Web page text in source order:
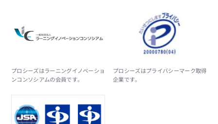
プロシーズはラーニングイノベーショ
ンコンソシアムの会員です。
プロシーズはプライバシーマーク取得
企業です。